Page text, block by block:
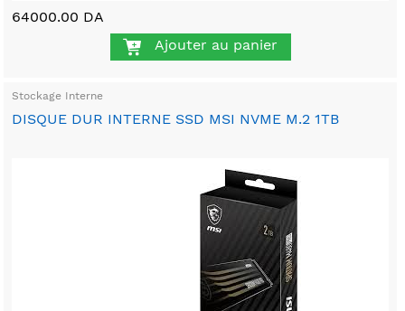
64000.00 DA
Ajouter au panier
Stockage Interne
DISQUE DUR INTERNE SSD MSI NVME M.2 1TB